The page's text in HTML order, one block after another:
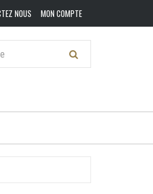
NOUS MON COMPTE